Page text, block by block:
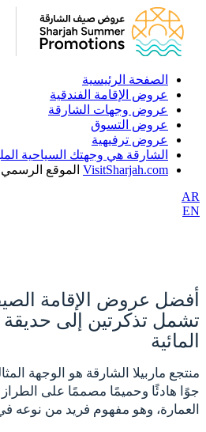
الصفحة الرئيسية
عروض الإقامة الفندقية
عروض وجهات الشارقة
عروض التسوق
عروض ترفيهية
الشارقة هي وجهتك السياحية
VisitSharjah.com الموقع
AR
EN
أفضل عروض الإقامة
تشمل تذكرتين إلى حديقة
المائية
منتجع ماربيلا الشارقة هو الوجهة
جوًا هادئًا وحميمًا مصممًا على
العمارة، وهو مفهوم فريد من نوعه